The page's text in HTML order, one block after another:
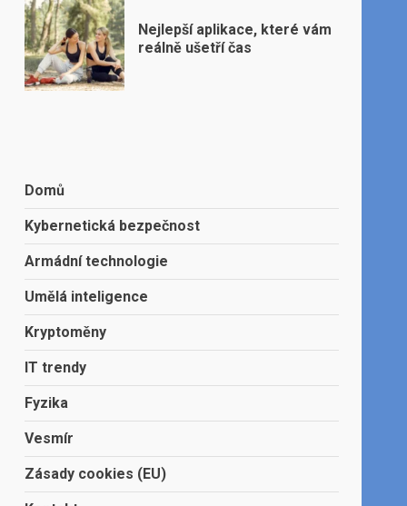
Nejlepší aplikace, které vám
reálně ušetří čas
Domů
Kybernetická bezpečnost
Armádní technologie
Umělá inteligence
Kryptoměny
IT trendy
Fyzika
Vesmír
Zásady cookies (EU)